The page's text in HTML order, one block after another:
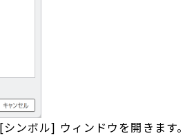
ンボル] ウィンドウを開きます。